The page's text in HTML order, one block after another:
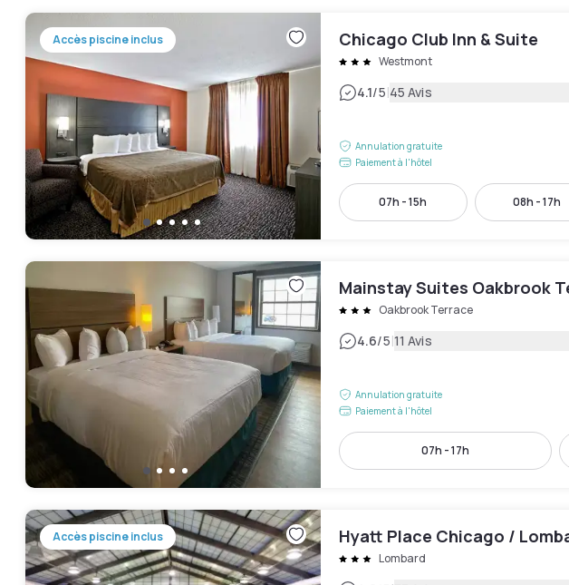
Accès piscine inclus Chicago Club Inn & Suite
Westmont
4.1/5|45 Avis
Annulation gratuite
Paiement à l'hôtel
07h - 15h 08h - 17h
Mainstay Suites Oakbrook
Oakbrook Terrace
4.6/5|11 Avis
Annulation gratuite
Paiement à l'hôtel
07h - 17h
Accès piscine inclus Hyatt Place Chicago /
Lombard